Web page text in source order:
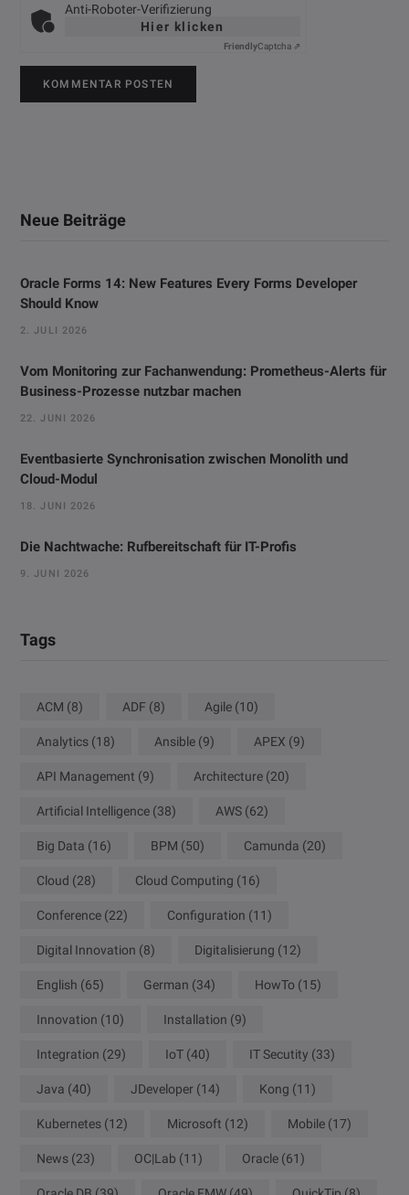
Anti-Roboter-Verifizierung
Hier klicken
FriendlyCaptcha ⇗
Neue Beiträge
Oracle Forms 14: New Features Every Forms Developer
Should Know
2. JULI 2026
Vom Monitoring zur Fachanwendung: Prometheus-Alerts für
Business-Prozesse nutzbar machen
22. JUNI 2026
Eventbasierte Synchronisation zwischen Monolith und
Cloud-Modul
18. JUNI 2026
Die Nachtwache: Rufbereitschaft für IT-Profis
9. JUNI 2026
Tags
ACM (8) ADF (8) Agile (10)
Analytics (18) Ansible (9) APEX (9)
API Management (9) Architecture (20)
Artificial Intelligence (38) AWS (62)
Big Data (16) BPM (50) Camunda (20)
Cloud (28) Cloud Computing (16)
Conference (22) Configuration (11)
Digital Innovation (8) Digitalisierung (12)
English (65) German (34) HowTo (15)
Innovation (10) Installation (9)
Integration (29) IoT (40) IT Secutity (33)
Java (40) JDeveloper (14) Kong (11)
Kubernetes (12) Microsoft (12) Mobile (17)
News (23) OC|Lab (11) Oracle (61)